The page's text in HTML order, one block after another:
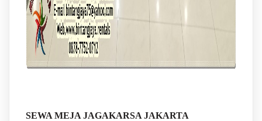
SEWA MEJA JAGAKARSA JAKARTA